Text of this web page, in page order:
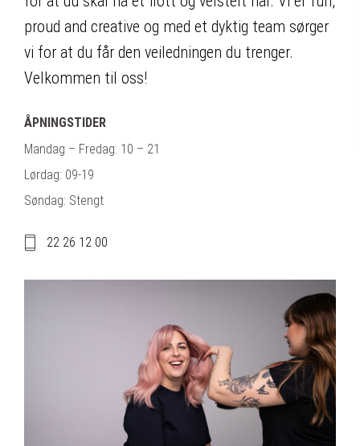
proud and creative og med et dyktig team sørger
vi for at du får den veiledningen du trenger.
Velkommen til oss!
ÅPNINGSTIDER
Mandag – Fredag: 10 – 21
Lørdag: 09-19
Søndag: Stengt
22 26 12 00